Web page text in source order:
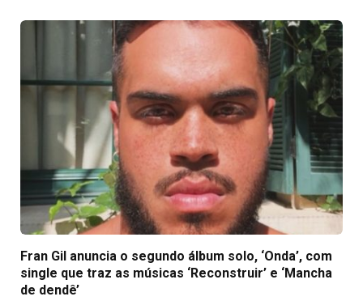
Fran Gil anuncia o segundo álbum solo, ‘Onda’, com
single que traz as músicas ‘Reconstruir’ e ‘Mancha
de dendê’